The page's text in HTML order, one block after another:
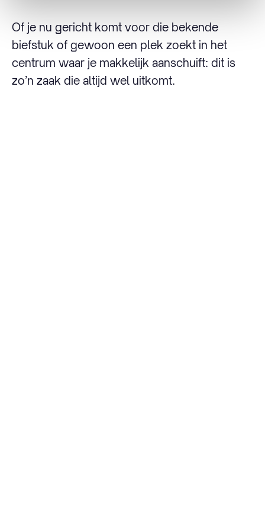
Of je nu gericht komt voor die bekende
biefstuk of gewoon een plek zoekt in het
centrum waar je makkelijk aanschuift: dit is
zo’n zaak die altijd wel uitkomt.